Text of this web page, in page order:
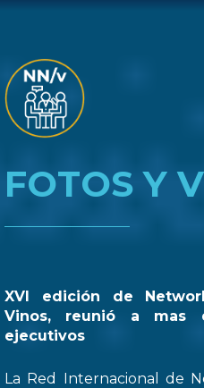
FOTOS Y
XVI edición de
Vinos, reunió a mas
ejecutivos
La Red Internacional de